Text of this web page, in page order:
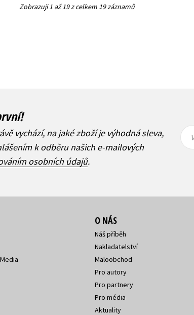
Zobrazuji 1 až 19 z celkem 19 záznamů
vychází, na jaké zboží je výhodná sleva,
k odběru našich e-mailových
osobních údajů.
O NÁS
Náš příběh
Nakladatelství
Maloobchod
Pro autory
Pro partnery
Pro média
Aktuality